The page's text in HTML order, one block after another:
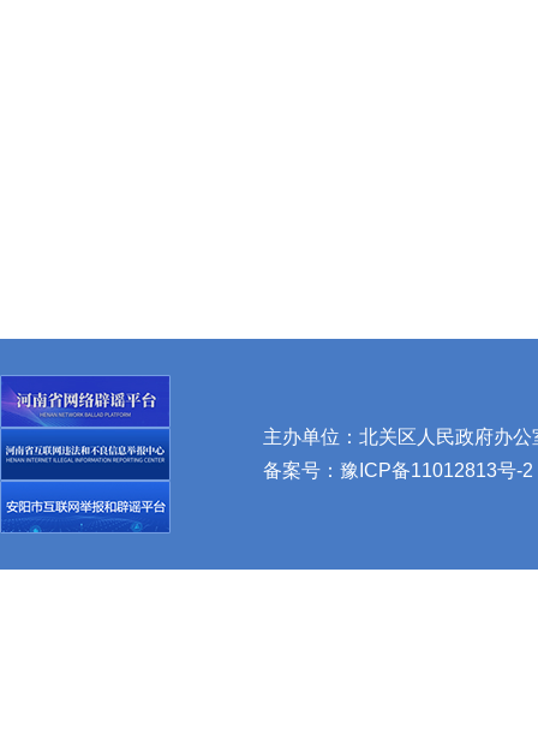
主办单位：北关区人民政府办
备案号： 豫ICP备11012813号-2